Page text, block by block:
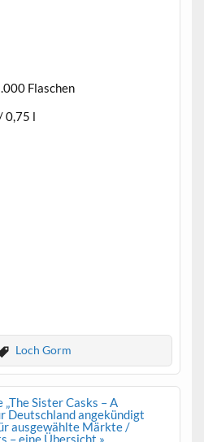
Flaschen
0,75 l
Loch Gorm
Sister Casks – A
Deutschland angekündigt
ausgewählte Märkte /
– eine Übersicht »